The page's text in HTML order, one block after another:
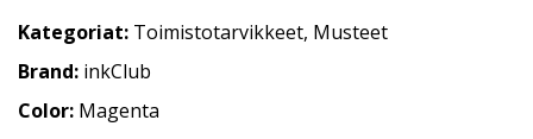
Kategoriat: Toimistotarvikkeet, Musteet
Brand: inkClub
Color: Magenta